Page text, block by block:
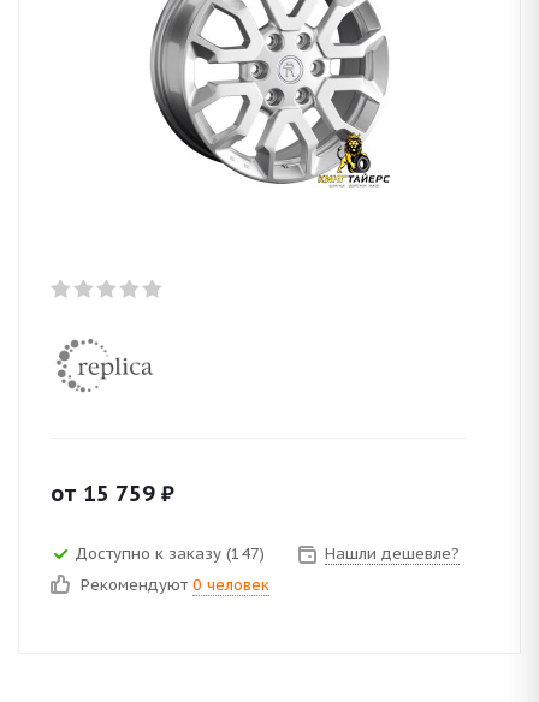
от 15 759 ₽
Доступно к заказу (147)
Нашли дешевле?
Рекомендуют 0 человек